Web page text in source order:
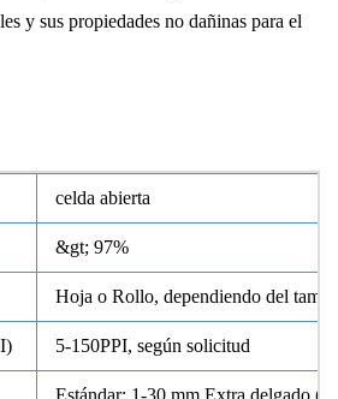
y sus propiedades no dañinas para el
celda abierta
&gt; 97%
Hoja o Rollo, dependiendo del
5-150PPI, según solicitud